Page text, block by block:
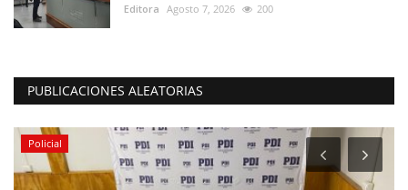
Editora Agosto 7, 2026 200
PUBLICACIONES ALEATORIAS
Policial